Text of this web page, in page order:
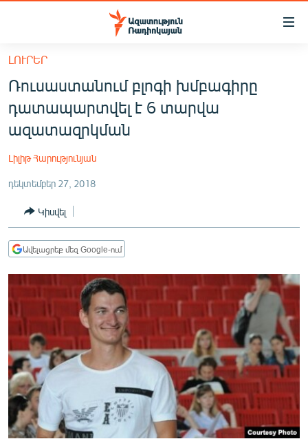
Մատչելիության
հիմնական
բովանդակությանը
հիմնական
մենյուին
ՔԱՂԱՔԱԿԱՆ
ՏՆՏԵՍՈՒԹՅՈՒՆ
ՂԱՐԱԲԱՂ
ՏԱՐԱԾԱՇՐՋԱՆ
ՄԻՋԱԶԳԱՅԻՆ
ՄՇԱԿՈՒՅԹ
ՍՊՈՐՏ
ՄԵԿՆԱԲԱՆՈՒԹՅՈՒՆ
ՏՏ ԵՒ ԻՆՏԵՐՆԵՏ
ԼՈՒՐԵՐ
Ռուսաստանում բլոգի խմբագիրը
դատապարտվել է 6 տարվա
ազատազրկման
Լիլիթ Հարությունյան
դեկտեմբեր 27, 2018
Կիսվել
Ավելացրեք մեզ Google-ում